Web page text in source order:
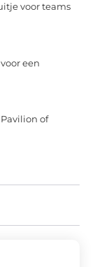
voor teams
een
of